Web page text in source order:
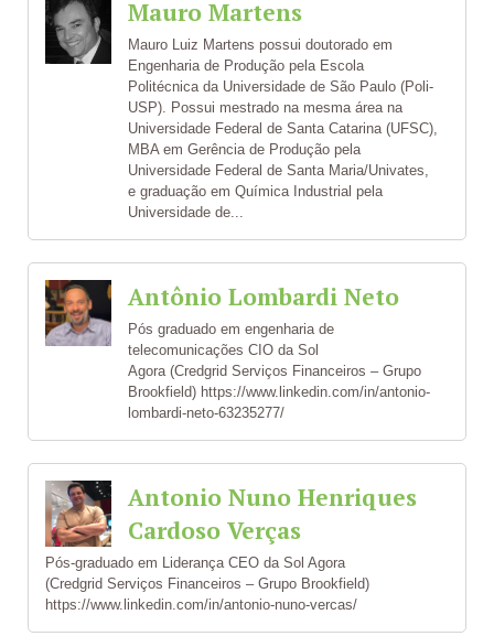
Mauro Martens
Mauro Luiz Martens possui doutorado em
Engenharia de Produção pela Escola
Politécnica da Universidade de São Paulo (Poli-
USP). Possui mestrado na mesma área na
Universidade Federal de Santa Catarina (UFSC),
MBA em Gerência de Produção pela
Universidade Federal de Santa Maria/Univates,
e graduação em Química Industrial pela
Universidade de...
Antônio Lombardi Neto
Pós graduado em engenharia de
telecomunicações CIO da Sol
Agora (Credgrid Serviços Financeiros – Grupo
Brookfield) https://www.linkedin.com/in/antonio-
lombardi-neto-63235277/
Antonio Nuno Henriques
Cardoso Verças
Pós-graduado em Liderança CEO da Sol Agora
(Credgrid Serviços Financeiros – Grupo Brookfield)
https://www.linkedin.com/in/antonio-nuno-vercas/